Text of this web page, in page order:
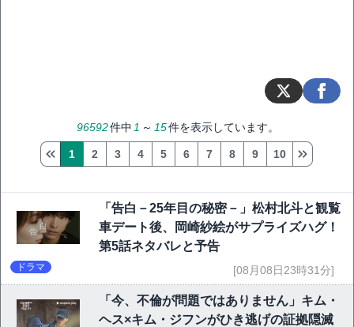
96592件中 1 ～ 15件を表示しています。
1 2 3 4 5 6 7 8 9 10
「告白－25年目の秘密－」松村北斗と観覧
車デート後、岡崎紗絵がサプライズハグ！
第5話ネタバレと予告
ドラマ [08月08日23時31分]
「今、不倫が問題ではありません」キム・
ヘス×キム・ジフンがひき逃げの証拠隠滅